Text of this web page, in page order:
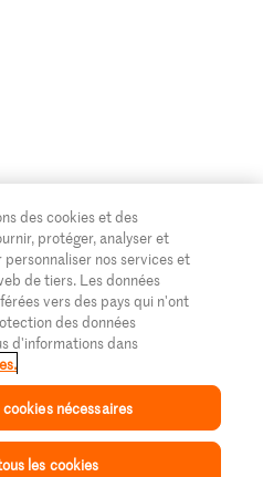
des cookies et des
protéger, analyser et
nos services et
de tiers. Les données
vers des pays qui n'ont
des données
d'informations dans
nécessaires
les cookies